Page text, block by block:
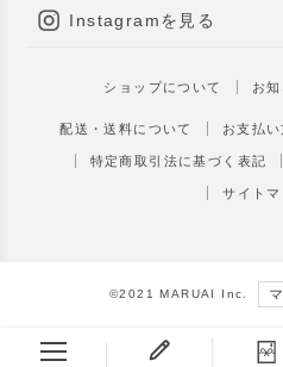
Instagramを見る
ショップについて お
配送・送料について お支払い
特定商取引法に基づく表記
サイト
©︎2021 MARUAI Inc.